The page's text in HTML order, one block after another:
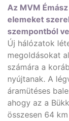
Az MVM
elemeket
szempontból
Új hálózatok
megoldásokat
számára a
nyújtanak. A
áramütéses
ahogy az a
összesen 64